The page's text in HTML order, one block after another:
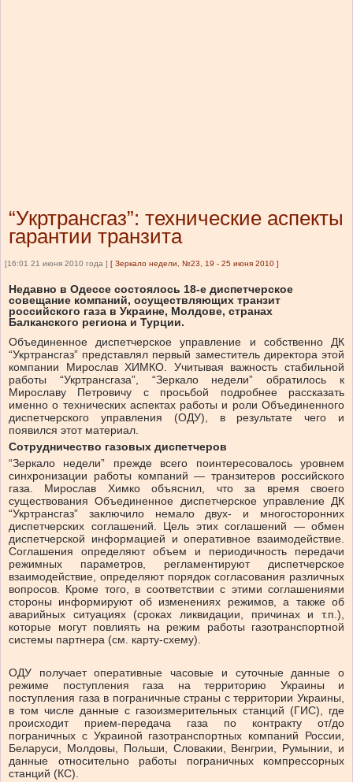
“Укртрансгаз”: технические аспекты
гарантии транзита
[16:01 21 июня 2010 года ] [ Зеркало недели, №23, 19 - 25 июня 2010 ]
Недавно в Одессе состоялось 18-е диспетчерское
совещание компаний, осуществляющих транзит
российского газа в Украине, Молдове, странах
Балканского региона и Турции.
Объединенное диспетчерское управление и собственно ДК
“Укртрансгаз” представлял первый заместитель директора этой
компании Мирослав ХИМКО. Учитывая важность стабильной
работы “Укртрансгаза”, “Зеркало недели” обратилось к
Мирославу Петровичу с просьбой подробнее рассказать
именно о технических аспектах работы и роли Объединенного
диспетчерского управления (ОДУ), в результате чего и
появился этот материал.
Сотрудничество газовых диспетчеров
“Зеркало недели” прежде всего поинтересовалось уровнем
синхронизации работы компаний — транзитеров российского
газа. Мирослав Химко объяснил, что за время своего
существования Объединенное диспетчерское управление ДК
“Укртрансгаз” заключило немало двух- и многосторонних
диспетчерских соглашений. Цель этих соглашений — обмен
диспетчерской информацией и оперативное взаимодействие.
Соглашения определяют объем и периодичность передачи
режимных параметров, регламентируют диспетчерское
взаимодействие, определяют порядок согласования различных
вопросов. Кроме того, в соответствии с этими соглашениями
стороны информируют об изменениях режимов, а также об
аварийных ситуациях (сроках ликвидации, причинах и т.п.),
которые могут повлиять на режим работы газотранспортной
системы партнера (см. карту-схему).
ОДУ получает оперативные часовые и суточные данные о
режиме поступления газа на территорию Украины и
поступления газа в пограничные страны с территории Украины,
в том числе данные с газоизмерительных станций (ГИС), где
происходит прием-передача газа по контракту от/до
пограничных с Украиной газотранспортных компаний России,
Беларуси, Молдовы, Польши, Словакии, Венгрии, Румынии, и
данные относительно работы пограничных компрессорных
станций (КС).